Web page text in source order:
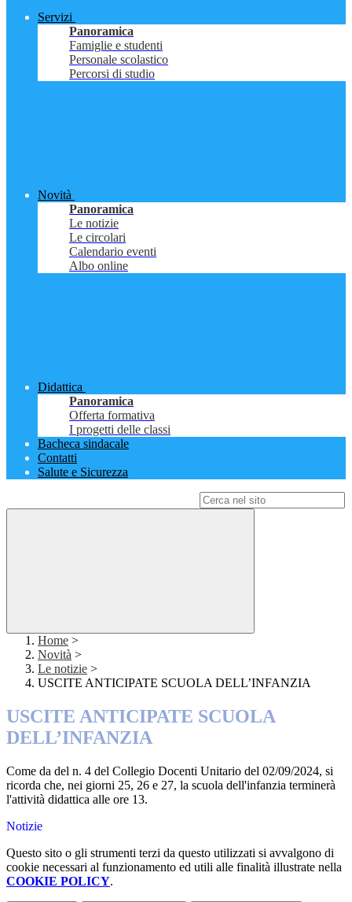
Servizi
Panoramica
Famiglie e studenti
Personale scolastico
Percorsi di studio
Novità
Panoramica
Le notizie
Le circolari
Calendario eventi
Albo online
Didattica
Panoramica
Offerta formativa
I progetti delle classi
Bacheca sindacale
Contatti
Salute e Sicurezza
Home >
Novità >
Le notizie >
USCITE ANTICIPATE SCUOLA DELL’INFANZIA
USCITE ANTICIPATE SCUOLA
DELL’INFANZIA
Come da del n. 4 del Collegio Docenti Unitario del 02/09/2024, si
ricorda che, nei giorni 25, 26 e 27, la scuola dell'infanzia terminerà
l'attività didattica alle ore 13.
Notizie
Questo sito o gli strumenti terzi da questo utilizzati si avvalgono di
cookie necessari al funzionamento ed utili alle finalità illustrate nella
COOKIE POLICY.